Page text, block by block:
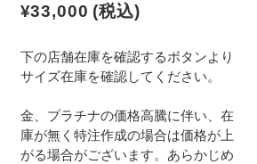
¥33,000 (税込)
下の店舗在庫を確認するボタンより
サイズ在庫を確認してください。
金、プラチナの価格高騰に伴い、在
庫が無く特注作成の場合は価格が上
がる場合がございます。あらかじめ